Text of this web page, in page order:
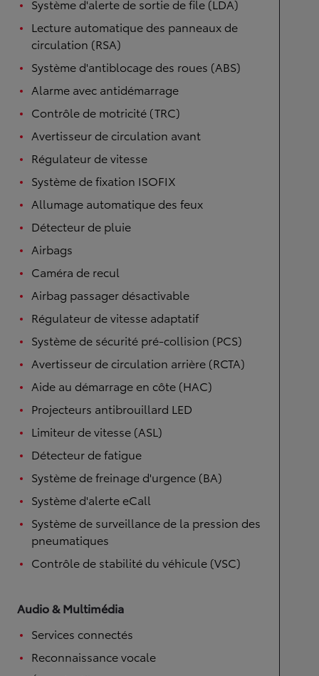
Système d'alerte de sortie de file (LDA)
Lecture automatique des panneaux de
circulation (RSA)
Système d'antiblocage des roues (ABS)
Alarme avec antidémarrage
Contrôle de motricité (TRC)
Avertisseur de circulation avant
Régulateur de vitesse
Système de fixation ISOFIX
Allumage automatique des feux
Détecteur de pluie
Airbags
Caméra de recul
Airbag passager désactivable
Régulateur de vitesse adaptatif
Système de sécurité pré-collision (PCS)
Avertisseur de circulation arrière (RCTA)
Aide au démarrage en côte (HAC)
Projecteurs antibrouillard LED
Limiteur de vitesse (ASL)
Détecteur de fatigue
Système de freinage d'urgence (BA)
Système d'alerte eCall
Système de surveillance de la pression des
pneumatiques
Contrôle de stabilité du véhicule (VSC)
Audio & Multimédia
Services connectés
Reconnaissance vocale